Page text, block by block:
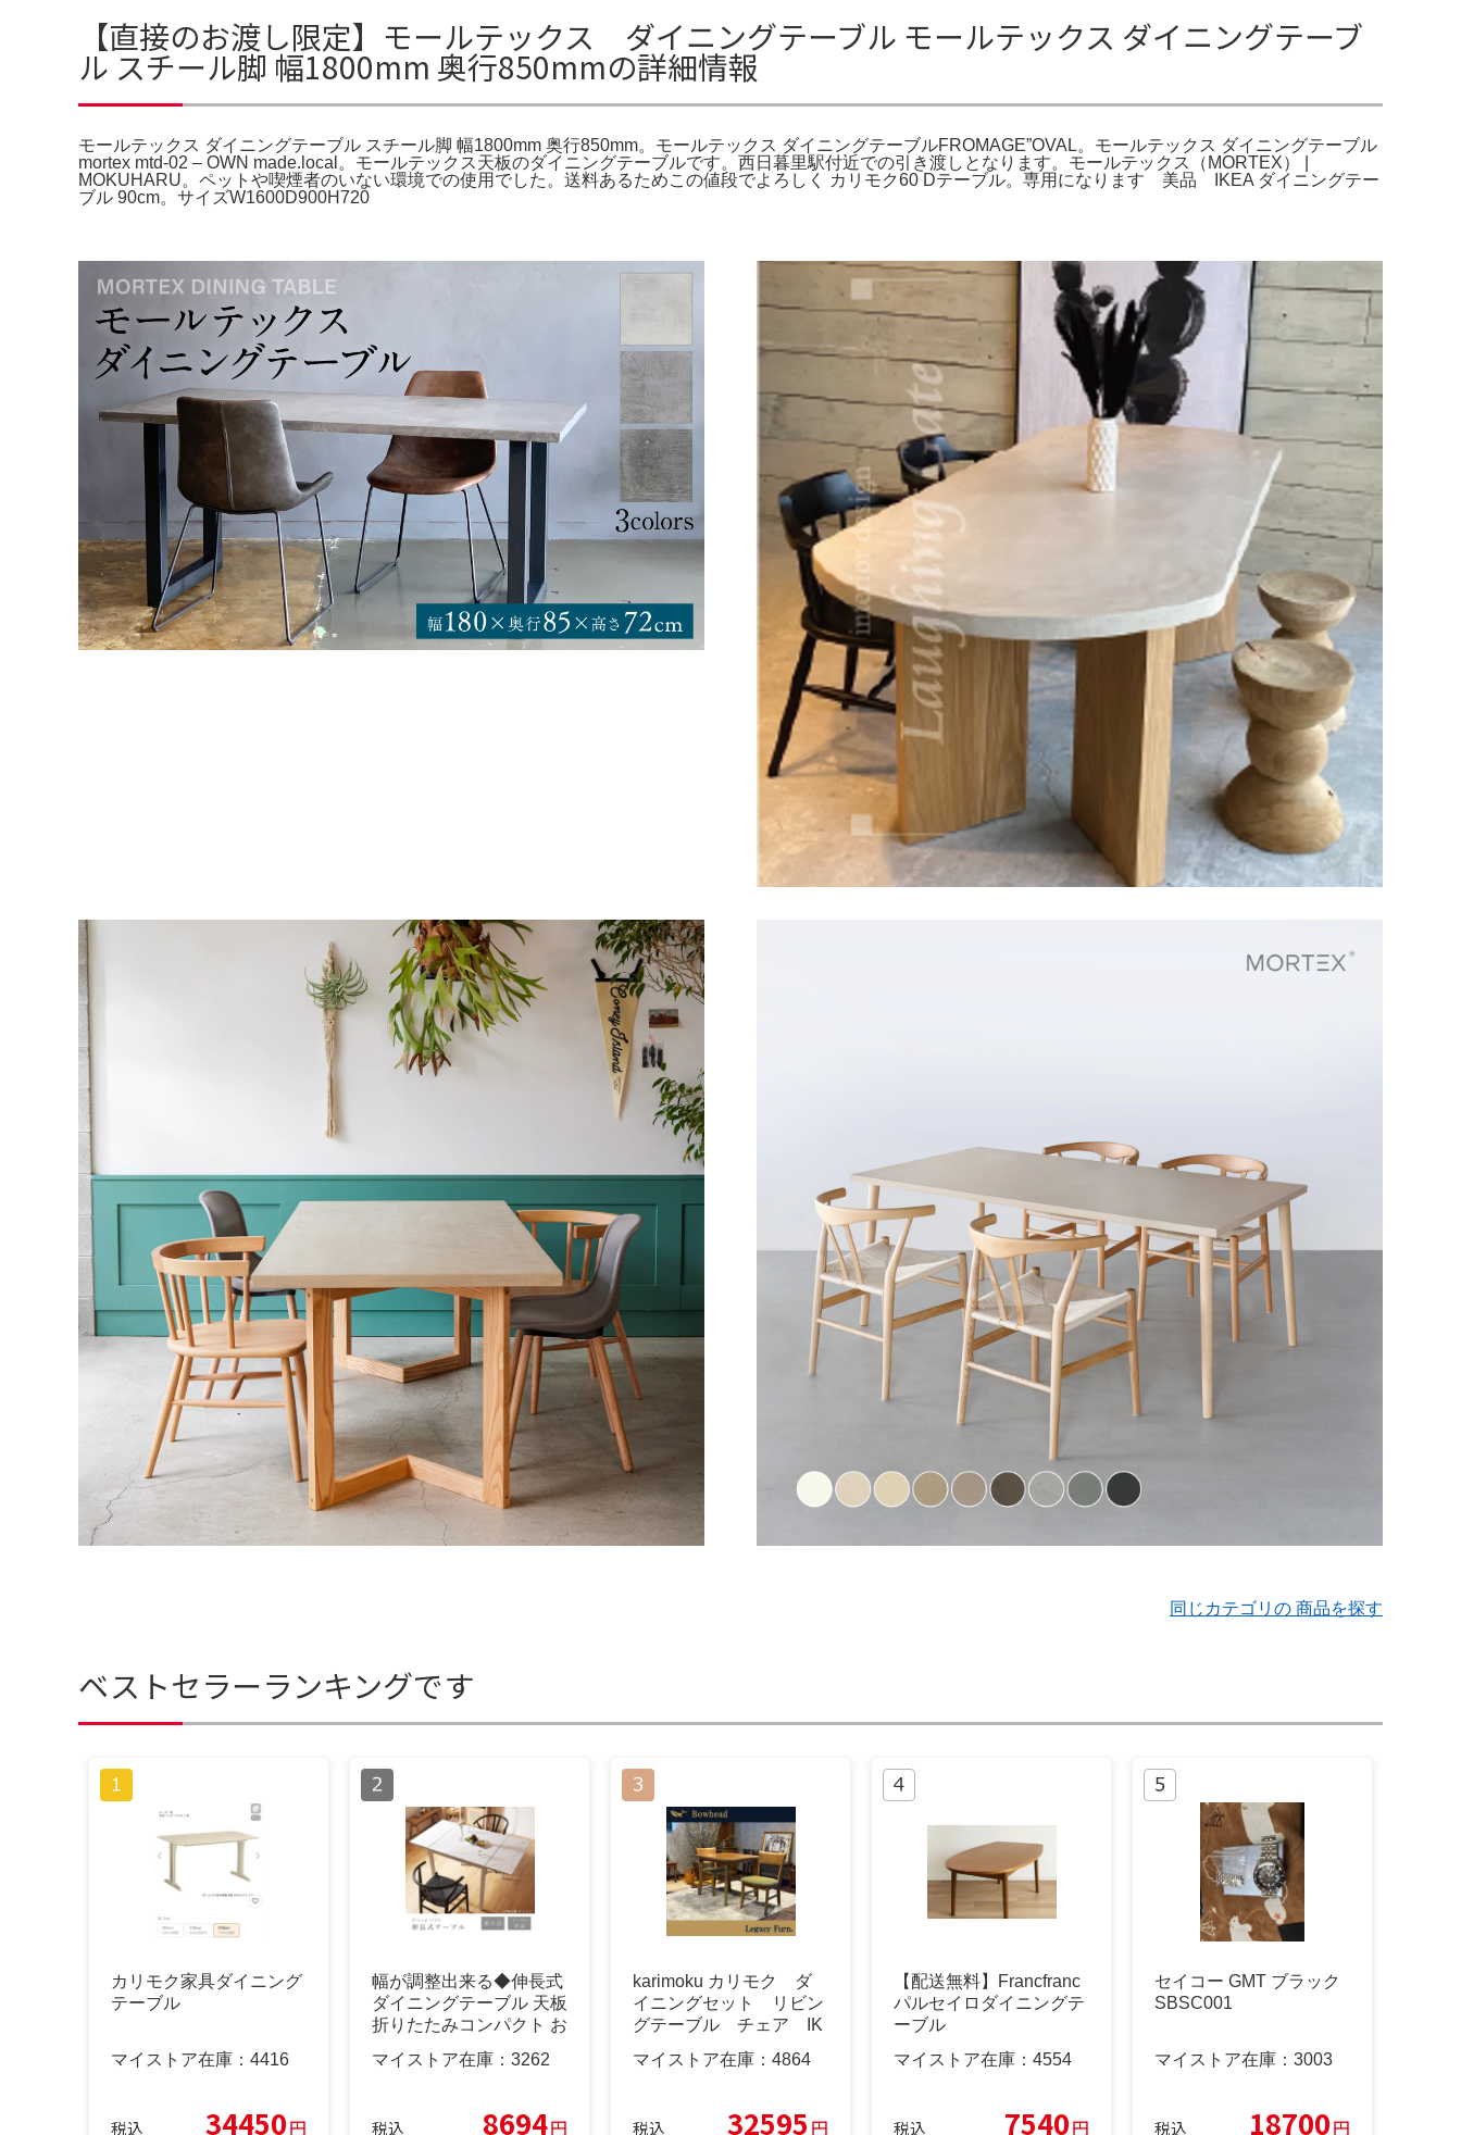
【直接のお渡し限定】モールテックス ダイニングテーブル モールテックス ダイニングテーブ
ル スチール脚 幅1800mm 奥行850mmの詳細情報
モールテックス ダイニングテーブル スチール脚 幅1800mm 奥行850mm。モールテックス ダイニングテーブルFROMAGE”OVAL。モールテックス ダイニングテーブル
mortex mtd-02 – OWN made.local。モールテックス天板のダイニングテーブルです。西日暮里駅付近での引き渡しとなります。モールテックス（MORTEX） |
MOKUHARU。ペットや喫煙者のいない環境での使用でした。送料あるためこの値段でよろしく カリモク60 Dテーブル。専用になります 美品 IKEA ダイニングテー
ブル 90cm。サイズW1600D900H720
同じカテゴリの 商品を探す
ベストセラーランキングです
カリモク家具ダイニング
テーブル
マイストア在庫： 4416
税込 34450円
幅が調整出来る◆伸長式
ダイニングテーブル 天板
折りたたみコンパクト お
マイストア在庫： 3262
税込 8694円
karimoku カリモク ダ
イニングセット リビン
グテーブル チェア IK
マイストア在庫： 4864
税込 32595 円
​【配送無料】Francfranc
パルセイロダイニングテ
ーブル
マイストア在庫： 4554
税込 7540円
セイコー GMT ブラック
SBSC001
マイストア在庫： 3003
税込 18700円